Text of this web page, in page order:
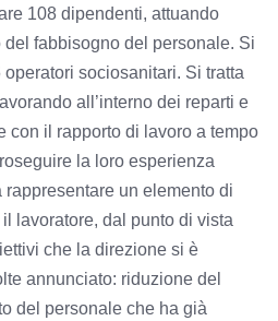
108 dipendenti, attuando
fabbisogno del personale. Si
sociosanitari. Si tratta
all’interno dei reparti e
con il rapporto di lavoro a tempo
la loro esperienza
rappresentare un elemento di
lavoratore, dal punto di vista
che la direzione si è
annunciato: riduzione del
del personale che ha già